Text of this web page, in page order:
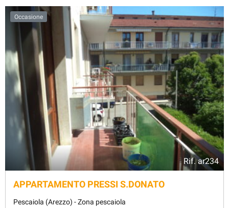
Occasione
Rif.ar234
APPARTAMENTO PRESSI S.DONATO
Pescaiola (Arezzo) - Zona pescaiola